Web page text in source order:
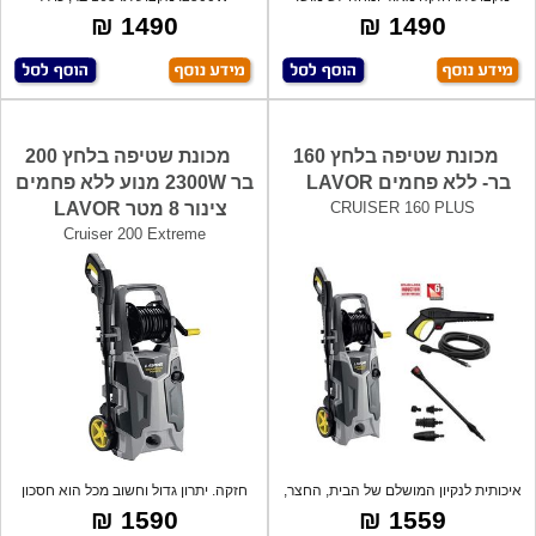
כולל: ס
1490 ₪
אביזרים: אק
1490 ₪
מכונת שטיפה בלחץ 160
בר- ללא פחמים LAVOR
CRUISER 160 PLUS
איכותית לנקיון המושלם של הבית, החצר,
הרכ
1559 ₪
מכונת שטיפה בלחץ 200
בר 2300W מנוע ללא פחמים
צינור 8 מטר LAVOR
Cruiser 200 Extreme
חזקה. יתרון גדול וחשוב מכל הוא חסכון
עצו
1590 ₪